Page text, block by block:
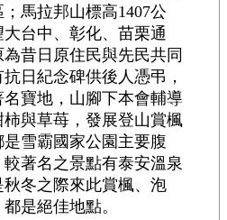
馬拉邦山標高1407公
台中、彰化、苗栗通
昔日原住民與先民共同
日紀念碑供後人憑弔，
寶地，山腳下本會輔導
與草苺，發展登山賞楓
雪霸國家公園主要腹
著名之景點有泰安溫泉
冬之際來此賞楓、泡
是絕佳地點。